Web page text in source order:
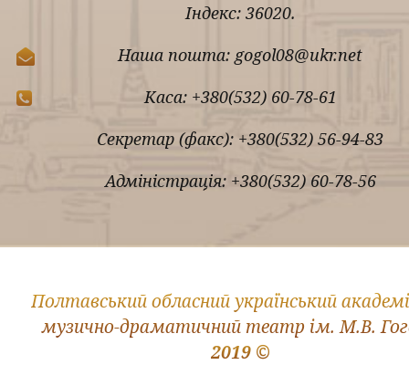
Індекс: 36020.
Наша пошта: gogol08@ukr.net
Каса: +380(532) 60-78-61
Секретар (факс): +380(532) 56-94-83
Адміністрація: +380(532) 60-78-56
2019 ©
Полтавський обласний український
музично-драматичний театр ім. М.В.